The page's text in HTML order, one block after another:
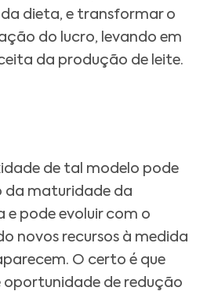
dieta, e transformar o
do lucro, levando em
da produção de leite.
de tal modelo pode
da maturidade da
pode evoluir com o
novos recursos à medida
O certo é que
oportunidade de redução